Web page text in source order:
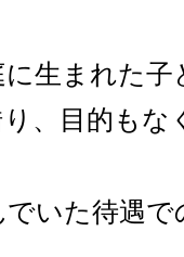
に生まれた
、目的もな
でいた待遇